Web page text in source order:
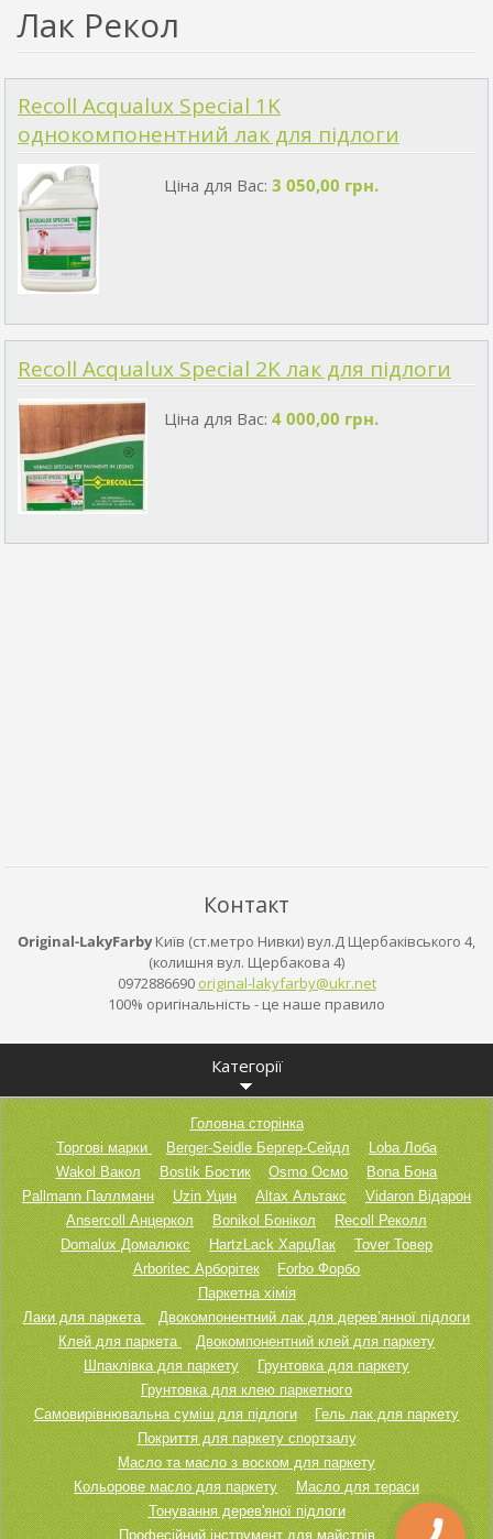
Лак Рекол
Recoll Acqualux Special 1K
однокомпонентний лак для підлоги
Ціна для Вас: 3 050,00 грн.
Recoll Acqualux Special 2K лак для підлоги
Ціна для Вас: 4 000,00 грн.
Контакт
Original-LakyFarby Київ (ст.метро Нивки) вул.Д Щербаківського 4,
(колишня вул. Щербакова 4)
0972886690 original-lakyfarby@ukr.net
100% оригінальність - це наше правило
Категорії
Головна сторінка
Торгові марки
Berger-Seidle Бергер-Сейдл
Loba Лоба
Wakol Вакол
Bostik Бостик Osmo Осмо
Bona Бона
Pallmann Паллманн
Uzin Уцин Altax Альтакс
Vidaron Відарон
Ansercoll Анцеркол
Bonikol Бонікол
Recoll Реколл
Domalux Домалюкс
HartzLack ХарцЛак
Tover Товер
Arboritec Арборітек
Forbo Форбо
Паркетна хімія
Лаки для паркета
Двокомпонентний лак для дерев’янної підлоги
Клей для паркета
Двокомпонентний клей для паркету
Шпаклівка для паркету
Грунтовка для паркету
Грунтовка для клею паркетного
Самовирівнювальна суміш для підлоги
Гель лак для паркету
Покриття для паркету спортзалу
Масло та масло з воском для паркету
Кольорове масло для паркету
Масло для тераси
Тонування дерев'яної підлоги
Професійний інструмент для майстрів